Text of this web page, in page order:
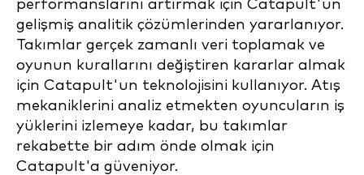
performanslarını artırmak için Catapult'un
gelişmiş analitik çözümlerinden yararlanıyor.
Takımlar gerçek zamanlı veri toplamak ve
oyunun kurallarını değiştiren kararlar almak
için Catapult'un teknolojisini kullanıyor. Atış
mekaniklerini analiz etmekten oyuncuların iş
yüklerini izlemeye kadar, bu takımlar
rekabette bir adım önde olmak için
Catapult'a güveniyor.